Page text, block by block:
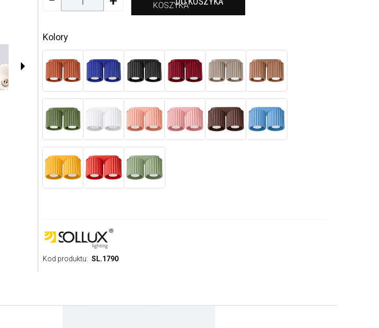
Kolory
Kod produktu: SL.1790